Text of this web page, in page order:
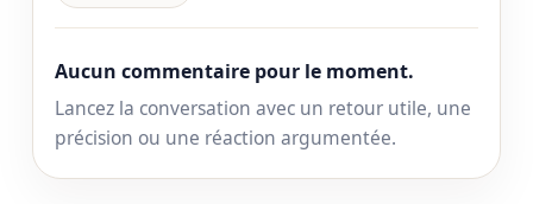
Aucun commentaire pour le moment.
Lancez la conversation avec un retour utile, une
précision ou une réaction argumentée.